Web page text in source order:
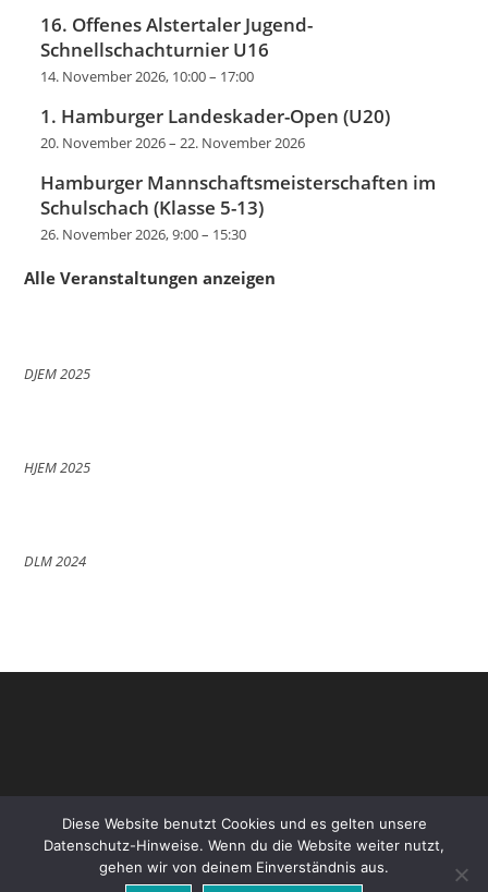
16. Offenes Alstertaler Jugend-
Schnellschachturnier U16
14. November 2026, 10:00– 17:00
1. Hamburger Landeskader-Open (U20)
20. November 2026–22. November 2026
Hamburger Mannschaftsmeisterschaften im
Schulschach (Klasse 5-13)
26. November 2026, 9:00– 15:30
Alle Veranstaltungen anzeigen
DJEM 2025
HJEM 2025
DLM 2024
Diese Website benutzt Cookies und es gelten unsere
Datenschutz-Hinweise. Wenn du die Website weiter nutzt,
gehen wir von deinem Einverständnis aus.